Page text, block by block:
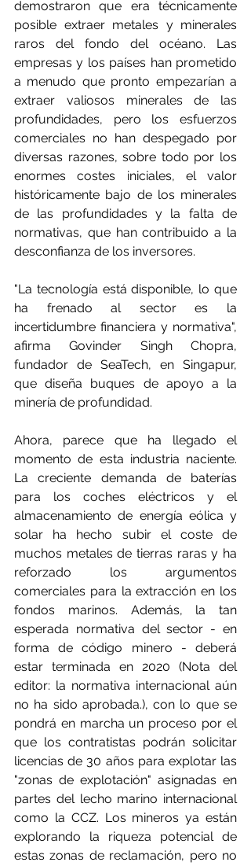
demostraron que era técnicamente
posible extraer metales y minerales
raros del fondo del océano. Las
empresas y los países han prometido
a menudo que pronto empezarían a
extraer valiosos minerales de las
profundidades, pero los esfuerzos
comerciales no han despegado por
diversas razones, sobre todo por los
enormes costes iniciales, el valor
históricamente bajo de los minerales
de las profundidades y la falta de
normativas, que han contribuido a la
desconfianza de los inversores.
"La tecnología está disponible, lo que
ha frenado al sector es la
incertidumbre financiera y normativa",
afirma Govinder Singh Chopra,
fundador de SeaTech, en Singapur,
que diseña buques de apoyo a la
minería de profundidad.
Ahora, parece que ha llegado el
momento de esta industria naciente.
La creciente demanda de baterías
para los coches eléctricos y el
almacenamiento de energía eólica y
solar ha hecho subir el coste de
muchos metales de tierras raras y ha
reforzado los argumentos
comerciales para la extracción en los
fondos marinos. Además, la tan
esperada normativa del sector - en
forma de código minero - deberá
estar terminada en 2020 (Nota del
editor: la normativa internacional aún
no ha sido aprobada.), con lo que se
pondrá en marcha un proceso por el
que los contratistas podrán solicitar
licencias de 30 años para explotar las
"zonas de explotación" asignadas en
partes del lecho marino internacional
como la CCZ. Los mineros ya están
explorando la riqueza potencial de
estas zonas de reclamación, pero no